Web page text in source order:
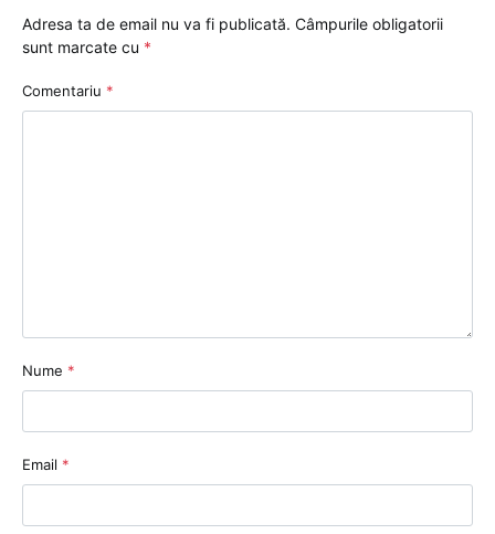
Adresa ta de email nu va fi publicată. Câmpurile obligatorii
sunt marcate cu *
Comentariu *
Nume *
Email *